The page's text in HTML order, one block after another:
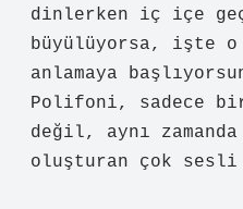
dinlerken iç içe
büyülüyorsa, işte
anlamaya
Polifoni, sadece
değil, aynı
oluşturan çok sesli